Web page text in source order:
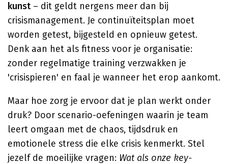
kunst – dit geldt nergens meer dan bij
crisismanagement. Je continuïteitsplan moet
worden getest, bijgesteld en opnieuw getest.
Denk aan het als fitness voor je organisatie:
zonder regelmatige training verzwakken je
'crisispieren' en faal je wanneer het erop aankomt.
Maar hoe zorg je ervoor dat je plan werkt onder
druk? Door scenario-oefeningen waarin je team
leert omgaan met de chaos, tijdsdruk en
emotionele stress die elke crisis kenmerkt. Stel
jezelf de moeilijke vragen: Wat als onze key-